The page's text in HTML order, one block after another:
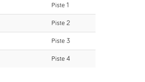
Piste 1
Piste 2
Piste 3
Piste 4